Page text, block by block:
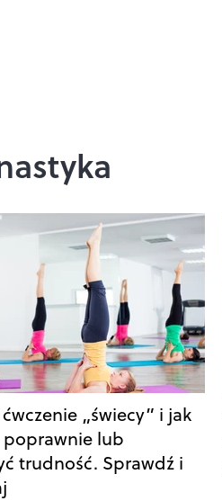
„świecy” i jak
lub
trudność. Sprawdź i